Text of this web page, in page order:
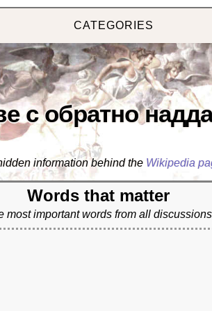
CATEGORIES
с обратно
information behind the Wikipedia
Words that matter
most important words from all discussions